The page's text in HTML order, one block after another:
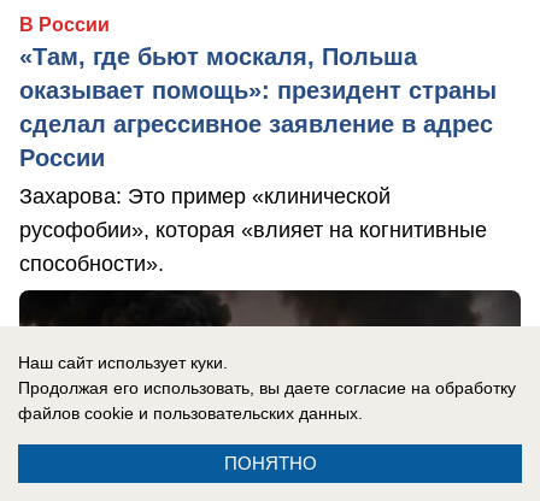
В России
«Там, где бьют москаля, Польша
оказывает помощь»: президент страны
сделал агрессивное заявление в адрес
России
Захарова: Это пример «клинической
русофобии», которая «влияет на когнитивные
способности».
Наш сайт использует куки.
Продолжая его использовать, вы даете согласие на обработку
файлов cookie и пользовательских данных.
ПОНЯТНО